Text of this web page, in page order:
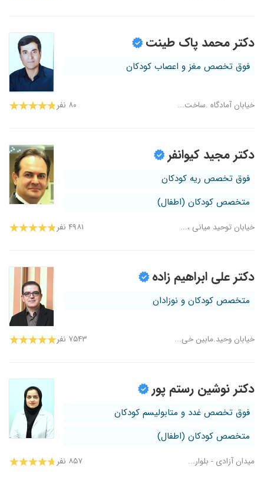
دکتر محمد پاک طینت
فوق تخصص مغز و اعصاب کودکان
خیابان آمادگاه .ساخت... ۸۰ نفر
دکتر مجید کیوانفر
فوق تخصص ریه کودکان
متخصص کودکان (اطفال)
خیابان توحید میانی ،... ۴۹۸۱ نفر
دکتر علی ابراهیم زاده
متخصص کودکان و نوزادان
خیابان وحید.مابین خی... ۷۵۴۳ نفر
دکتر نوشین رستم پور
فوق تخصص غدد و متابولیسم کودکان
متخصص کودکان (اطفال)
میدان آزادی - بلوار... ۸۵۷ نفر